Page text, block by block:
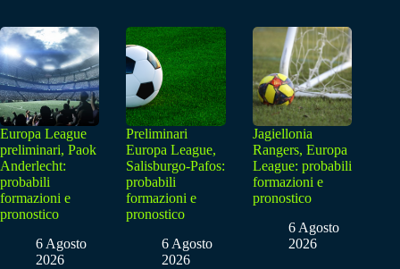
Europa League
preliminari, Paok
Anderlecht:
probabili
formazioni e
pronostico
6 Agosto
2026
Preliminari
Europa League,
Salisburgo-Pafos:
probabili
formazioni e
pronostico
6 Agosto
2026
Jagiellonia
Rangers, Europa
League: probabili
formazioni e
pronostico
6 Agosto
2026